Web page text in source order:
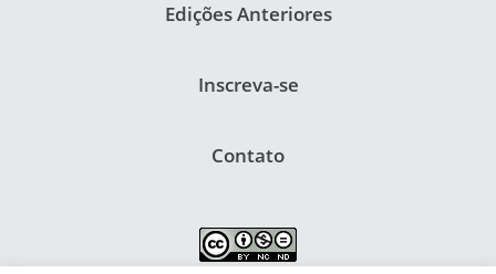
Edições Anteriores
Inscreva-se
Contato